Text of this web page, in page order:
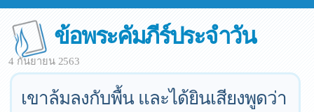
ข้อพระคัมภีร์ประจำวัน
4 กันยายน 2563
เขาล้มลงกับพื้น และได้ยินเสียงพูดว่า